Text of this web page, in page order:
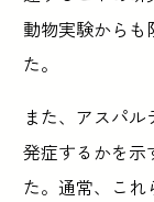
動物実験からも
た。
また、アスパ
発症するかを示
た。通常、これ